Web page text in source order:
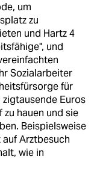
um
zu
und Hartz 4
und
Sozialarbeiter
für
Euros
hauen und sie
Beispielsweise
Arztbesuch
wie in